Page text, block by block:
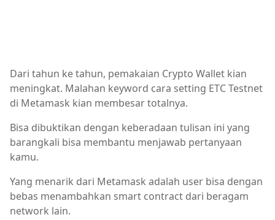
Dari tahun ke tahun, pemakaian Crypto Wallet kian
meningkat. Malahan keyword cara setting ETC Testnet
di Metamask kian membesar totalnya.
Bisa dibuktikan dengan keberadaan tulisan ini yang
barangkali bisa membantu menjawab pertanyaan
kamu.
Yang menarik dari Metamask adalah user bisa dengan
bebas menambahkan smart contract dari beragam
network lain.